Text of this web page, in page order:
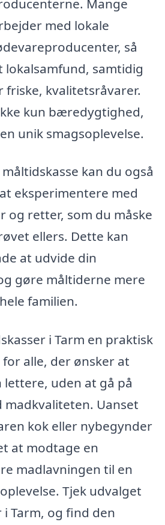
Mange
med lokale
så
samtidig
friske, kvalitetsråvarer.
kun bæredygtighed,
unik smagsoplevelse.
kan du også
eksperimentere med
og retter, som du måske
ellers. Dette kan
at udvide din
gøre måltiderne mere
familien.
i Tarm en praktisk
alle, der ønsker at
uden at gå på
madkvaliteten. Uanset
kok eller nybegynder
at modtage en
madlavningen til en
Tjek udvalget
Tarm, og find den